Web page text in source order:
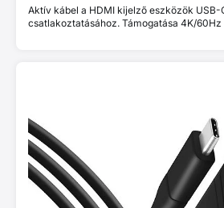
Aktív kábel a HDMI kijelző eszközök
csatlakoztatásához. Támogatása 4K/60Hz